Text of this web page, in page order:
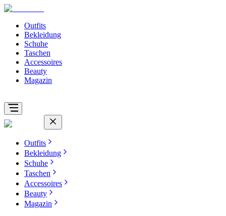
Outfits
Bekleidung
Schuhe
Taschen
Accessoires
Beauty
Magazin
Outfits
Bekleidung
Schuhe
Taschen
Accessoires
Beauty
Magazin